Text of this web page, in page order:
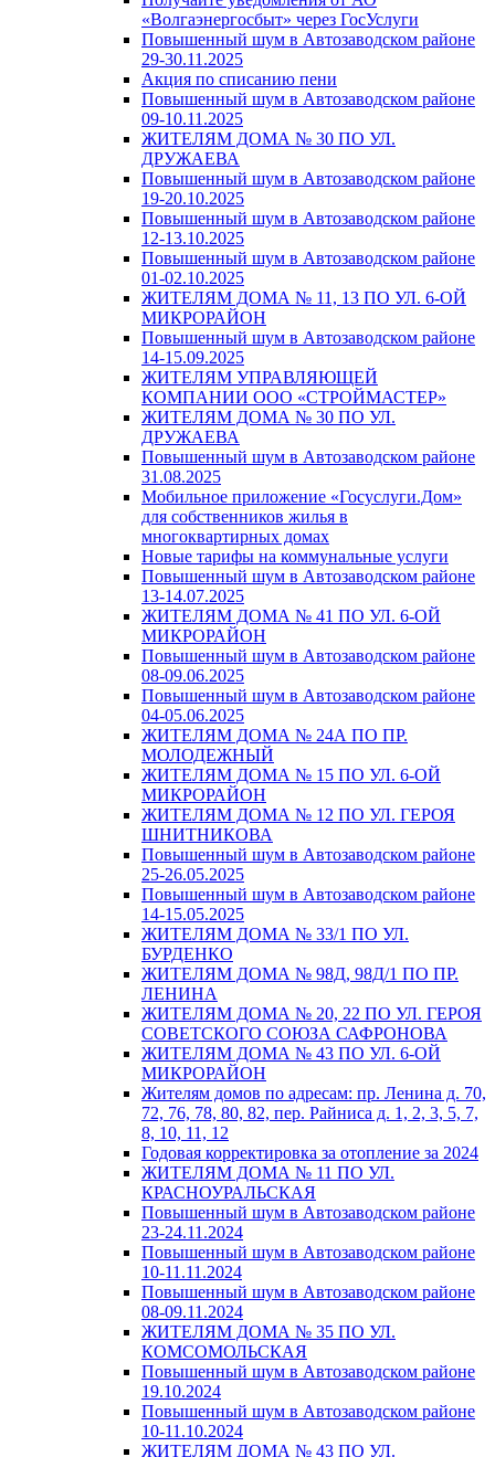
«Волгаэнергосбыт» через ГосУслуги
Повышенный шум в Автозаводском районе
29-30.11.2025
Акция по списанию пени
Повышенный шум в Автозаводском районе
09-10.11.2025
ЖИТЕЛЯМ ДОМА № 30 ПО УЛ.
ДРУЖАЕВА
Повышенный шум в Автозаводском районе
19-20.10.2025
Повышенный шум в Автозаводском районе
12-13.10.2025
Повышенный шум в Автозаводском районе
01-02.10.2025
ЖИТЕЛЯМ ДОМА № 11, 13 ПО УЛ. 6-ОЙ
МИКРОРАЙОН
Повышенный шум в Автозаводском районе
14-15.09.2025
ЖИТЕЛЯМ УПРАВЛЯЮЩЕЙ
КОМПАНИИ ООО «СТРОЙМАСТЕР»
ЖИТЕЛЯМ ДОМА № 30 ПО УЛ.
ДРУЖАЕВА
Повышенный шум в Автозаводском районе
31.08.2025
Мобильное приложение «Госуслуги.Дом»
для собственников жилья в
многоквартирных домах
Новые тарифы на коммунальные услуги
Повышенный шум в Автозаводском районе
13-14.07.2025
ЖИТЕЛЯМ ДОМА № 41 ПО УЛ. 6-ОЙ
МИКРОРАЙОН
Повышенный шум в Автозаводском районе
08-09.06.2025
Повышенный шум в Автозаводском районе
04-05.06.2025
ЖИТЕЛЯМ ДОМА № 24А ПО ПР.
МОЛОДЕЖНЫЙ
ЖИТЕЛЯМ ДОМА № 15 ПО УЛ. 6-ОЙ
МИКРОРАЙОН
ЖИТЕЛЯМ ДОМА № 12 ПО УЛ. ГЕРОЯ
ШНИТНИКОВА
Повышенный шум в Автозаводском районе
25-26.05.2025
Повышенный шум в Автозаводском районе
14-15.05.2025
ЖИТЕЛЯМ ДОМА № 33/1 ПО УЛ.
БУРДЕНКО
ЖИТЕЛЯМ ДОМА № 98Д, 98Д/1 ПО ПР.
ЛЕНИНА
ЖИТЕЛЯМ ДОМА № 20, 22 ПО УЛ. ГЕРОЯ
СОВЕТСКОГО СОЮЗА САФРОНОВА
ЖИТЕЛЯМ ДОМА № 43 ПО УЛ. 6-ОЙ
МИКРОРАЙОН
Жителям домов по адресам: пр. Ленина д. 70,
72, 76, 78, 80, 82, пер. Райниса д. 1, 2, 3, 5, 7,
8, 10, 11, 12
Годовая корректировка за отопление за 2024
ЖИТЕЛЯМ ДОМА № 11 ПО УЛ.
КРАСНОУРАЛЬСКАЯ
Повышенный шум в Автозаводском районе
23-24.11.2024
Повышенный шум в Автозаводском районе
10-11.11.2024
Повышенный шум в Автозаводском районе
08-09.11.2024
ЖИТЕЛЯМ ДОМА № 35 ПО УЛ.
КОМСОМОЛЬСКАЯ
Повышенный шум в Автозаводском районе
19.10.2024
Повышенный шум в Автозаводском районе
10-11.10.2024
ЖИТЕЛЯМ ДОМА № 43 ПО УЛ.